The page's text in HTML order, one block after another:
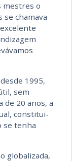
mestres o
se chamava
1995,
sem
de 20 anos, a
constitui-
se tenha
globalizada,